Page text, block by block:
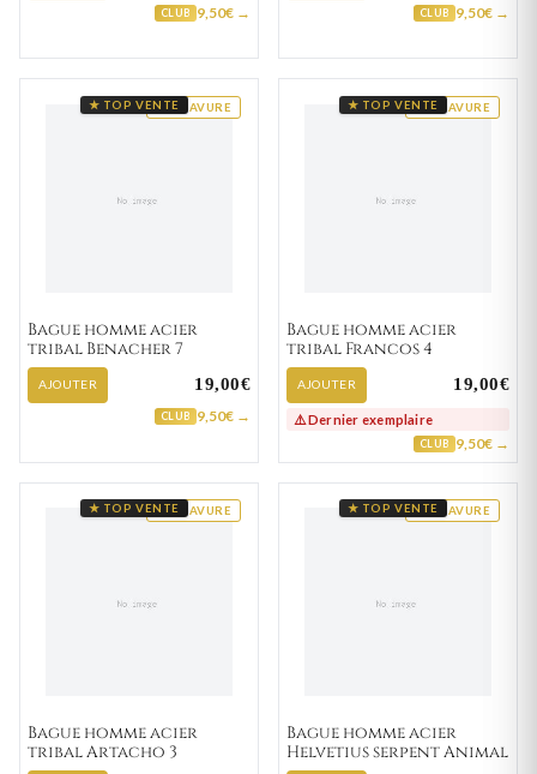
CLUB 9,50€ → CLUB 9,50€ →
GRAVURE
★ TOP VENTE
Bague homme acier
tribal Benacher 7
AJOUTER 19,00€
CLUB 9,50€ →
GRAVURE
★ TOP VENTE
Bague homme acier
tribal Francos 4
AJOUTER 19,00€
⚠️ Dernier exemplaire
CLUB 9,50€ →
GRAVURE
★ TOP VENTE
Bague homme acier
tribal Artacho 3
GRAVURE
★ TOP VENTE
Bague homme acier
Helvetius serpent Animal